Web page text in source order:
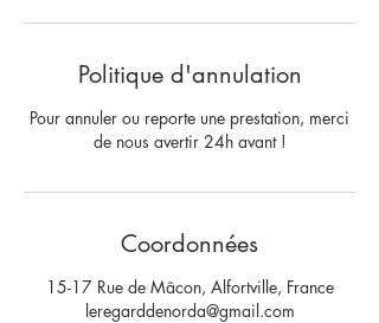
Politique d'annulation
Pour annuler ou reporte une prestation, merci
de nous avertir 24h avant !
Coordonnées
15-17 Rue de Mâcon, Alfortville, France
leregarddenorda@gmail.com